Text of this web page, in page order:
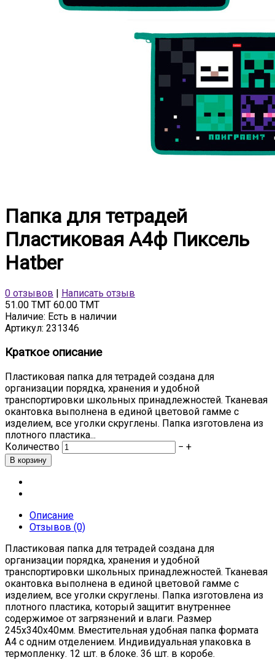
Папка для тетрадей
Пластиковая А4ф Пиксель
Hatber
0 отзывов
Написать отзыв
51.00 TMT 60.00 TMT
Наличие: Есть в наличии
Артикул: 231346
Краткое описание
Пластиковая папка для тетрадей создана для
организации порядка, хранения и удобной
транспортировки школьных принадлежностей. Тканевая
окантовка выполнена в единой цветовой гамме с
изделием, все уголки скруглены. Папка изготовлена из
плотного пластика...
Количество
− +
Описание
Отзывов (0)
Пластиковая папка для тетрадей создана для
организации порядка, хранения и удобной
транспортировки школьных принадлежностей. Тканевая
окантовка выполнена в единой цветовой гамме с
изделием, все уголки скруглены. Папка изготовлена из
плотного пластика, который защитит внутреннее
содержимое от загрязнений и влаги. Размер
245х340х40мм. Вместительная удобная папка формата
А4 с одним отделением. Индивидуальная упаковка в
термопленку. 12 шт. в блоке. 36 шт. в коробе.